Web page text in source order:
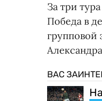
За три
Победа в
групповой
ВАС